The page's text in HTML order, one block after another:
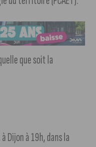
que soit la
Dijon à 19h, dans la